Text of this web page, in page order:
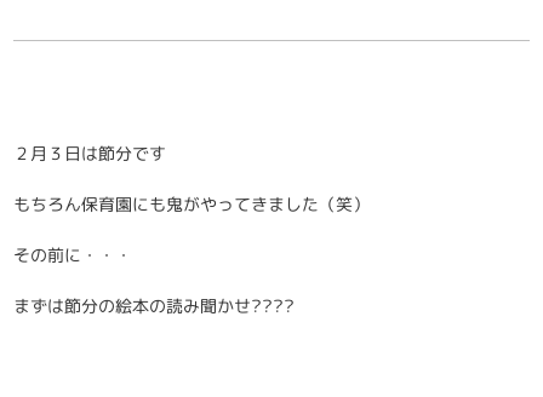
２月３日は節分です
もちろん保育園にも鬼がやってきました（笑）
その前に・・・
まずは節分の絵本の読み聞かせ????